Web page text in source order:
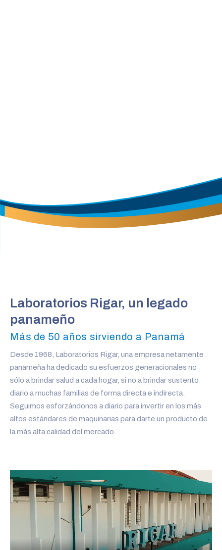
Laboratorios Rigar, un legado
panameño
Más de 50 años sirviendo a Panamá
Desde 1968, Laboratorios Rigar, una empresa netamente
panameña ha dedicado su esfuerzos generacionales no
sólo a brindar salud a cada hogar, si no a brindar sustento
diario a muchas familias de forma directa e indirecta.
Seguimos esforzándonos a diario para invertir en los más
altos estándares de maquinarias para darte un producto de
la más alta calidad del mercado.